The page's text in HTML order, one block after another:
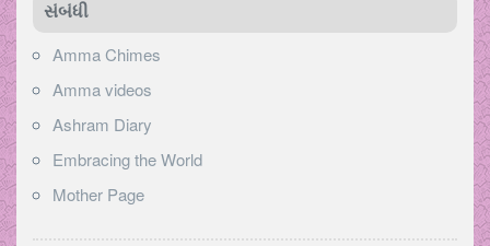
સંબંધી
Amma Chimes
Amma videos
Ashram Diary
Embracing the World
Mother Page